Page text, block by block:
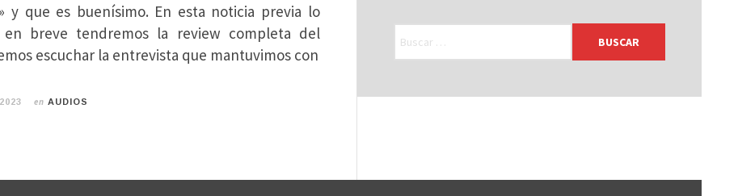
y que es buenísimo. En esta noticia previa lo
en breve tendremos la review completa del
escuchar la entrevista que mantuvimos con
en AUDIOS